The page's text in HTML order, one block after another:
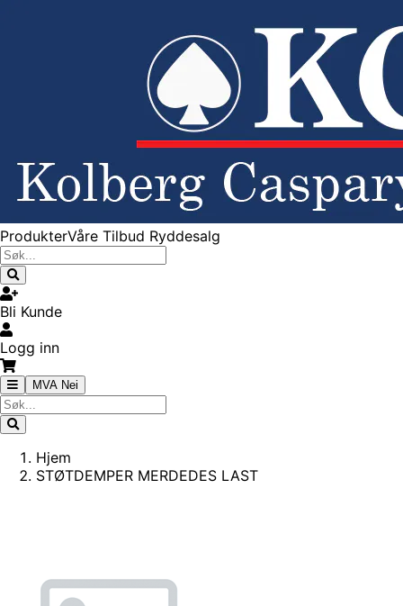
ProdukterVåre Tilbud Ryddesalg
Bli Kunde
Logg inn
MVA Nei
Hjem
STØTDEMPER MERDEDES LAST